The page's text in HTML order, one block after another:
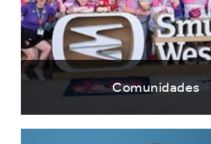
Comunidades